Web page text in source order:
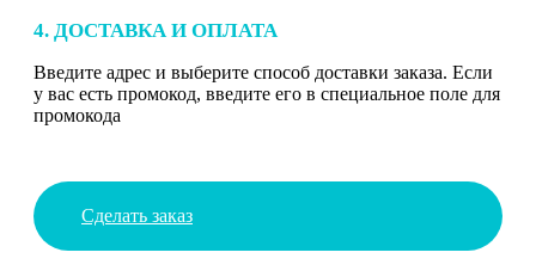
4. ДОСТАВКА И ОПЛАТА
Введите адрес и выберите способ доставки заказа. Если
у вас есть промокод, введите его в специальное поле для
промокода
Сделать заказ